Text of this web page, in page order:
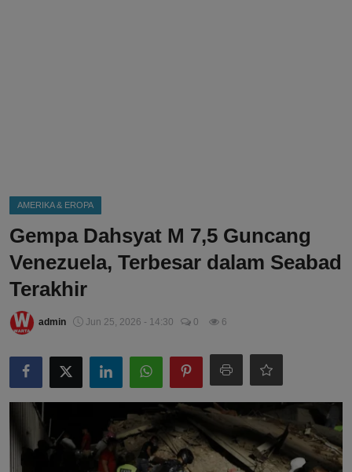
AMERIKA & EROPA
Gempa Dahsyat M 7,5 Guncang
Venezuela, Terbesar dalam Seabad
Terakhir
admin Jun 25, 2026 - 14:30 0 6